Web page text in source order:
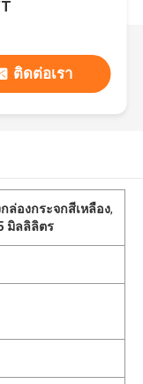
ติดต่อเรา
ล่องกระจกสีเหลือง,
มิลลิลิตร